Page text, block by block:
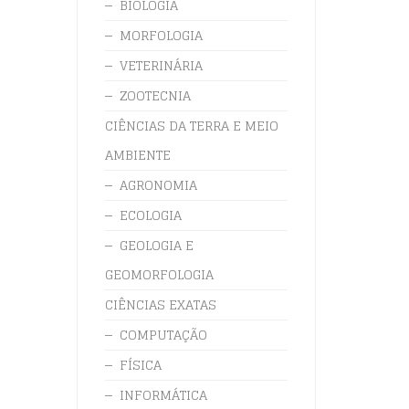
BIOLOGIA
MORFOLOGIA
VETERINÁRIA
ZOOTECNIA
CIÊNCIAS DA TERRA E MEIO
AMBIENTE
AGRONOMIA
ECOLOGIA
GEOLOGIA E
GEOMORFOLOGIA
CIÊNCIAS EXATAS
COMPUTAÇÃO
FÍSICA
INFORMÁTICA